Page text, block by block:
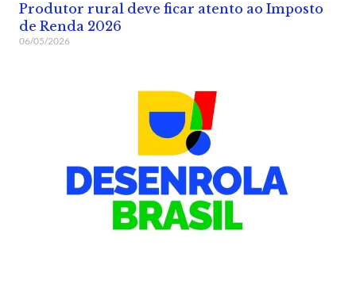
Produtor rural deve ficar atento ao Imposto
de Renda 2026
06/05/2026